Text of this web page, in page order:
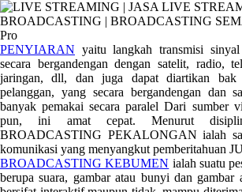
PENYIARAN yaitu langkah transmisi
secara bergandengan dengan satelit, radio,
jaringan, dll, dan juga dapat diartikan bak
pelanggan, yang secara bergandengan dan
banyak pemakai secara paralel Dari sumber
pun, ini amat cepat. Menurut
BROADCASTING PEKALONGAN ialah
komunikasi yang menyangkut pemberitahuan
BROADCASTING KEBUMEN ialah suatu
berupa suara, gambar atau bunyi dan